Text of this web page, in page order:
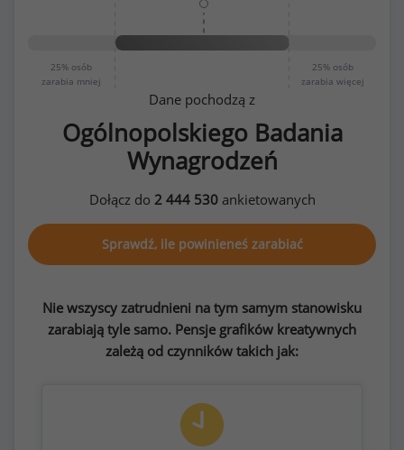
25% osób
zarabia mniej
25% osób
zarabia więcej
Dane pochodzą z
Ogólnopolskiego Badania
Wynagrodzeń
Dołącz do 2 444 530ankietowanych
Sprawdź, ile powinieneś zarabiać
Nie wszyscy zatrudnieni na tym samym stanowisku
zarabiają tyle samo. Pensje grafików kreatywnych
zależą od czynników takich jak: